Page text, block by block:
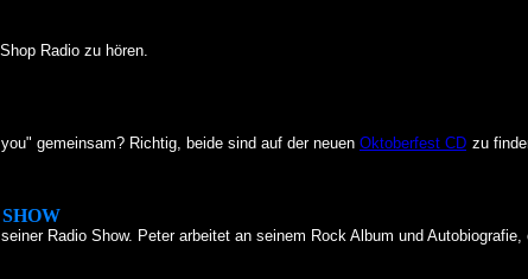
Radio zu hören.
gemeinsam? Richtig, beide sind auf der neuen Oktoberfest CD zu
Radio Show. Peter arbeitet an seinem Rock Album und